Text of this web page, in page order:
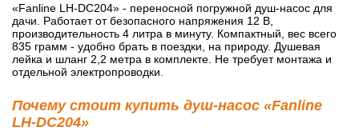
«Fanline LH-DC204» - переносной погружной душ-насос для
дачи. Работает от безопасного напряжения 12 В,
производительность 4 литра в минуту. Компактный, вес всего
835 грамм - удобно брать в поездки, на природу. Душевая
лейка и шланг 2,2 метра в комплекте. Не требует монтажа и
отдельной электропроводки.
Почему стоит купить душ-насос «Fanline
LH-DC204»